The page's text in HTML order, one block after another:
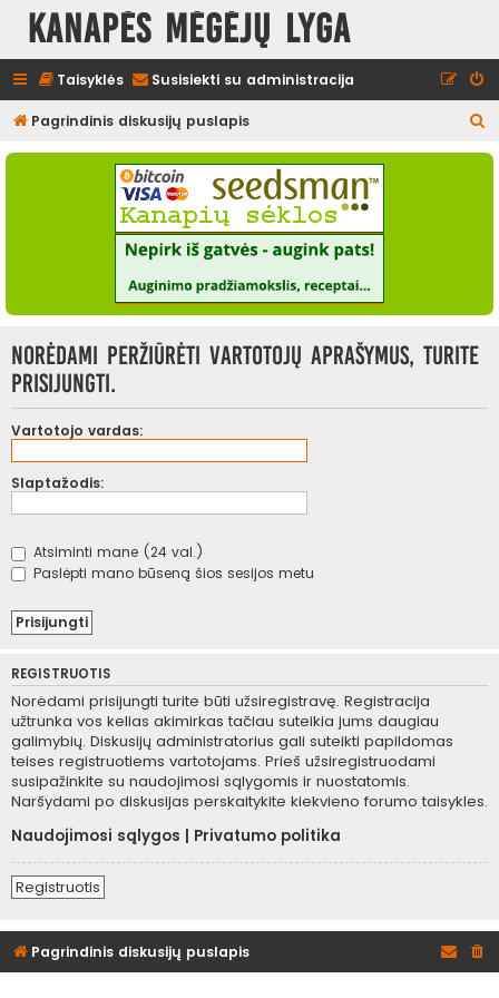
Kanapės mėgėjų lyga
Taisyklės Susisiekti su administracija
Pagrindinis diskusijų puslapis
e
Norėdami peržiūrėti vartotojų aprašymus, turite
prisijungti.
Vartotojo vardas:
Slaptažodis:
Atsiminti mane (24 val.)
Paslėpti mano būseną šios sesijos metu
REGISTRUOTIS
Norėdami prisijungti turite būti užsiregistravę. Registracija
užtrunka vos kelias akimirkas tačiau suteikia jums daugiau
galimybių. Diskusijų administratorius gali suteikti papildomas
teises registruotiems vartotojams. Prieš užsiregistruodami
susipažinkite su naudojimosi sąlygomis ir nuostatomis.
Naršydami po diskusijas perskaitykite kiekvieno forumo taisykles.
Naudojimosi sąlygos
Privatumo politika
Registruotis
Pagrindinis diskusijų puslapis